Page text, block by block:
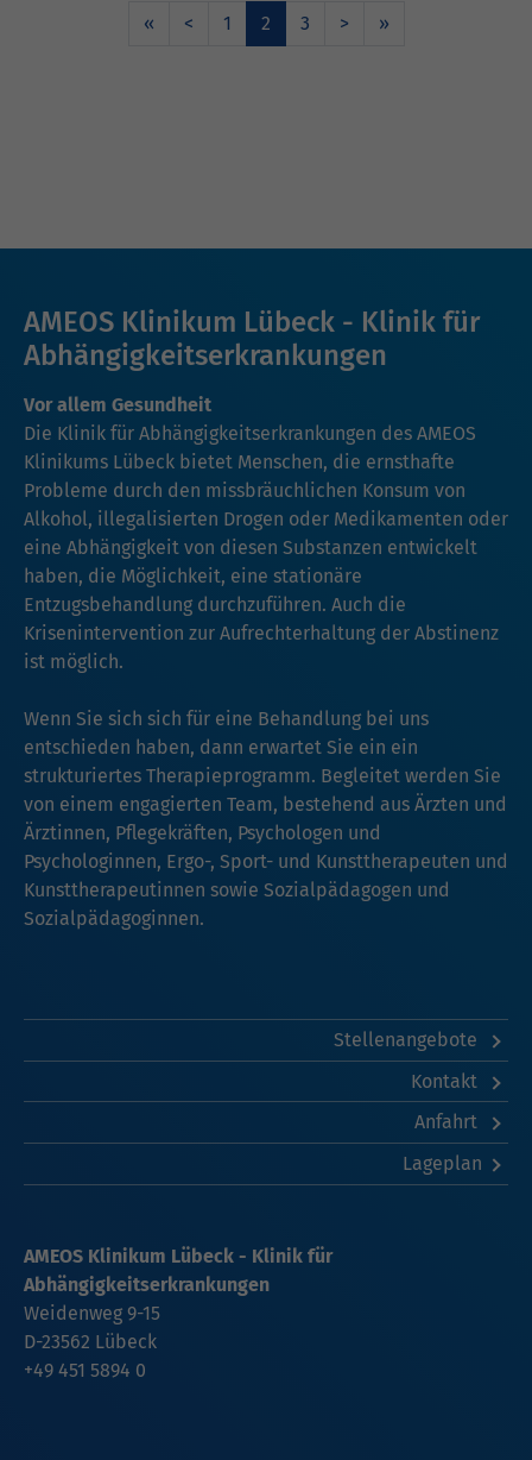
«
< 1 2 3 > »
AMEOS Klinikum Lübeck - Klinik für
Abhängigkeitserkrankungen
Vor allem Gesundheit
Die Klinik für Abhängigkeitserkrankungen des AMEOS
Klinikums Lübeck bietet Menschen, die ernsthafte
Probleme durch den missbräuchlichen Konsum von
Alkohol, illegalisierten Drogen oder Medikamenten oder
eine Abhängigkeit von diesen Substanzen entwickelt
haben, die Möglichkeit, eine stationäre
Entzugsbehandlung durchzuführen. Auch die
Krisenintervention zur Aufrechterhaltung der Abstinenz
ist möglich.
Wenn Sie sich sich für eine Behandlung bei uns
entschieden haben, dann erwartet Sie ein ein
strukturiertes Therapieprogramm. Begleitet werden Sie
von einem engagierten Team, bestehend aus Ärzten und
Ärztinnen, Pflegekräften, Psychologen und
Psychologinnen, Ergo-, Sport- und Kunsttherapeuten und
Kunsttherapeutinnen sowie Sozialpädagogen und
Sozialpädagoginnen.
Stellenangebote
Kontakt
Anfahrt
Lageplan
AMEOS Klinikum Lübeck - Klinik für
Abhängigkeitserkrankungen
Weidenweg 9-15
D-23562 Lübeck
+49 451 5894 0